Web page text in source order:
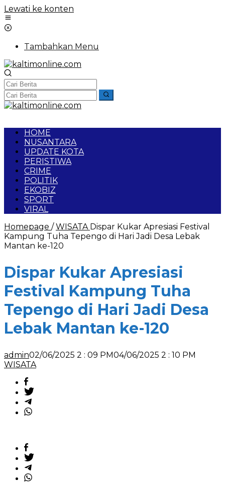
Lewati ke konten
Tambahkan Menu
HOME
NUSANTARA
UPDATE KOTA
PERISTIWA
CRIME
POLITIK
EKOBIZ
SPORT
VIRAL
Homepage / WISATA Dispar Kukar Apresiasi Festival
Kampung Tuha Tepengo di Hari Jadi Desa Lebak
Mantan ke-120
Dispar Kukar Apresiasi
Festival Kampung Tuha
Tepengo di Hari Jadi Desa
Lebak Mantan ke-120
admin02/06/2025 2 : 09 PM04/06/2025 2 : 10 PM
WISATA